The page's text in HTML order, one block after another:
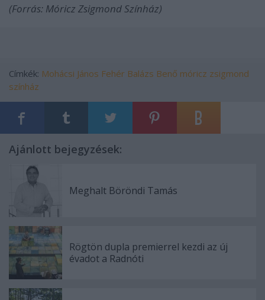
(Forrás: Móricz Zsigmond Színház)
Címkék: Mohácsi János Fehér Balázs Benő móricz zsigmond
színház
Ajánlott bejegyzések:
Meghalt Böröndi Tamás
Rögtön dupla premierrel kezdi az új
évadot a Radnóti